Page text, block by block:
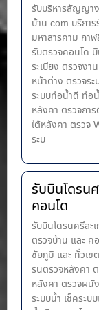
รับบริหารสัญญา
บ้าน.com บริกา
มหาสารคาม กา
รับตรวจคอนโด
ระเบียง ตรวจง
หน้าต่าง​ ตรวจร
ระบบท่อน้ำ​ดี ท่อน้
หลังคา ตรวจกา
ใต้หลังคา ตรวจ
ระบ
รับบินโดรน
คอนโด
รับบินโดรนศรีสะ
ตรวจบ้าน และ
ชัยภูมิ และ ทั่วเข
รนตรวจหลังคา
หลังคา ตรวจผนั
ระบบน้ำ เช็คระ